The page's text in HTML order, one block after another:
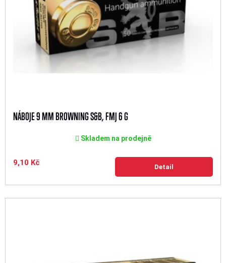
NÁBOJE 9 MM BROWNING S&B, FMJ 6 G
Skladem na prodejně
9,10 Kč Detail